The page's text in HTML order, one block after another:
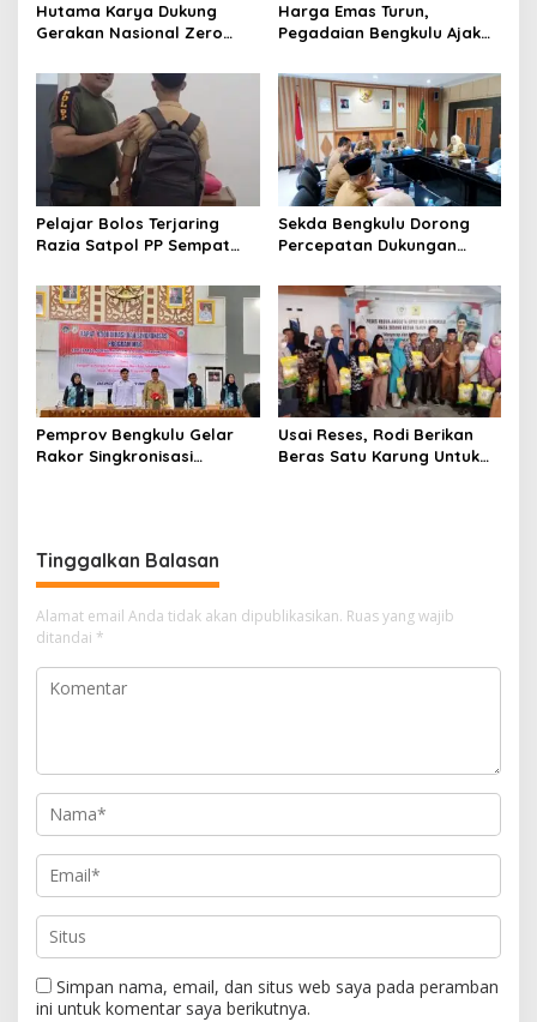
Hutama Karya Dukung
Gerakan Nasional Zero
Selamat Sampai Tujuan
(SETUJU)
Harga Emas Turun,
Pegadaian Bengkulu Ajak
Investasi
Pelajar Bolos Terjaring
Razia Satpol PP Sempat
Sekda Bengkulu Dorong
Percepatan Dukungan
Pembangunan TPST
Regional
Pemprov Bengkulu Gelar
Rakor Singkronisasi
Usai Reses, Rodi Berikan
Beras Satu Karung Untuk
Tinggalkan Balasan
Alamat email Anda tidak akan dipublikasikan. Ruas yang wajib
ditandai *
Simpan nama, email, dan situs web saya pada peramban
ini untuk komentar saya berikutnya.